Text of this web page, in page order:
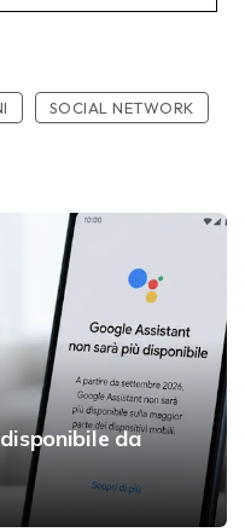
SOCIAL NETWORK
da